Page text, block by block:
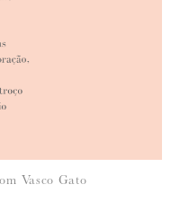
seus dados, leia a nossa
Vasco Gato